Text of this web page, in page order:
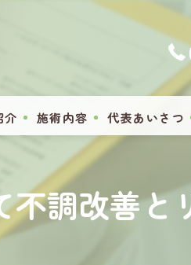
介 施術内容 代表あいさつ
調改善